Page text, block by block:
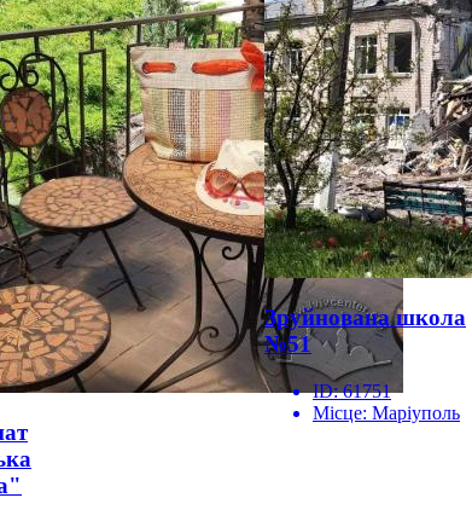
Зруйнована школа
№51
ID:61751
Місце: Маріуполь